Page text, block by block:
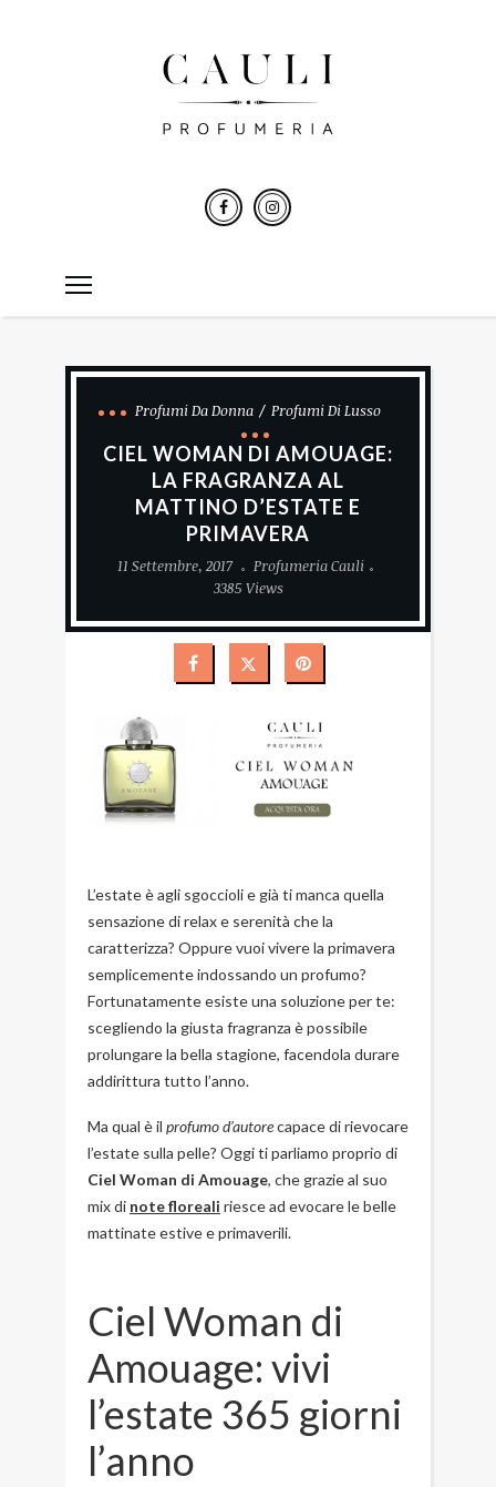
Profumi Da Donna Profumi Di Lusso
CIEL WOMAN DI AMOUAGE:
LA FRAGRANZA AL
MATTINO D’ESTATE E
PRIMAVERA
11 Settembre, 2017
Profumeria Cauli
3385 Views
L’estate è agli sgoccioli e già ti manca quella
sensazione di relax e serenità che la
caratterizza? Oppure vuoi vivere la primavera
semplicemente indossando un profumo?
Fortunatamente esiste una soluzione per te:
scegliendo la giusta fragranza è possibile
prolungare la bella stagione, facendola durare
addirittura tutto l’anno.
Ma qual è il profumo d’autorecapace di rievocare
l’estate sulla pelle? Oggi ti parliamo proprio di
Ciel Woman di Amouage, che grazie al suo
mix di note floreali riesce ad evocare le belle
mattinate estive e primaverili.
Ciel Woman di
Amouage: vivi
l’estate 365 giorni
l’anno